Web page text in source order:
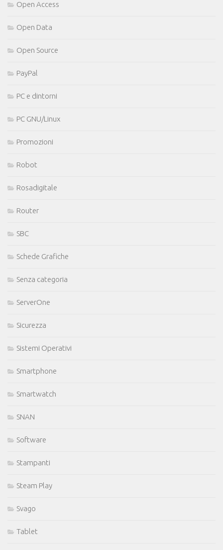
Open Access
Open Data
Open Source
PayPal
PC e dintorni
PC GNU/Linux
Promozioni
Robot
Rosadigitale
Router
SBC
Schede Grafiche
Senza categoria
ServerOne
Sicurezza
Sistemi Operativi
Smartphone
Smartwatch
SNAN
Software
Stampanti
Steam Play
Svago
Tablet